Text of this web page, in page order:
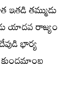
ఇతడి తమ్ముడు
యాదవ రాజ్యం
భార్య